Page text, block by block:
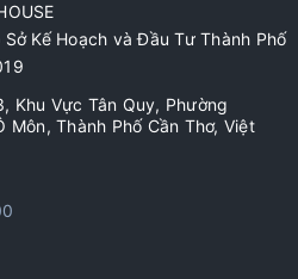
Kế Hoạch và Đầu Tư Thành Phố
Khu Vực Tân Quy, Phường
Môn, Thành Phố Cần Thơ, Việt